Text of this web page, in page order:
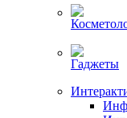
Гаджеты